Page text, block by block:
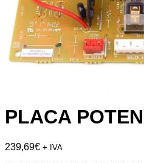
PLACA
239,69€ + IVA